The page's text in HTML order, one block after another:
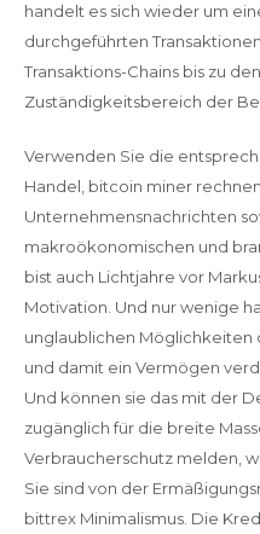
handelt es sich wieder um
durchgeführten
Transaktions-Chains bis zu
Zuständigkeitsbereich der
Verwenden Sie die
Handel, bitcoin miner
Unternehmensnachrichten
makroökonomischen und
bist auch Lichtjahre vor
Motivation. Und nur wenige
unglaublichen Möglichkeiten
und damit ein Vermögen
Und können sie das mit der
zugänglich für die breite
Verbraucherschutz melden,
Sie sind von der
bittrex Minimalismus. Die